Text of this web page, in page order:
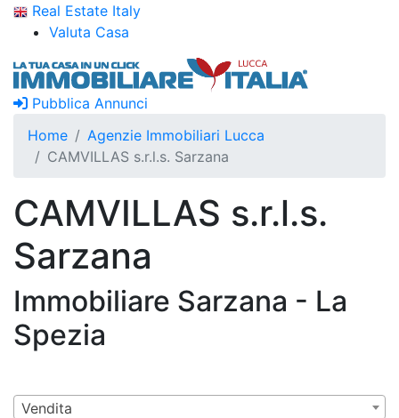
Real Estate Italy
Valuta Casa
Pubblica Annunci
Home
Agenzie Immobiliari Lucca
CAMVILLAS s.r.l.s. Sarzana
CAMVILLAS s.r.l.s.
Sarzana
Immobiliare Sarzana - La
Spezia
Vendita